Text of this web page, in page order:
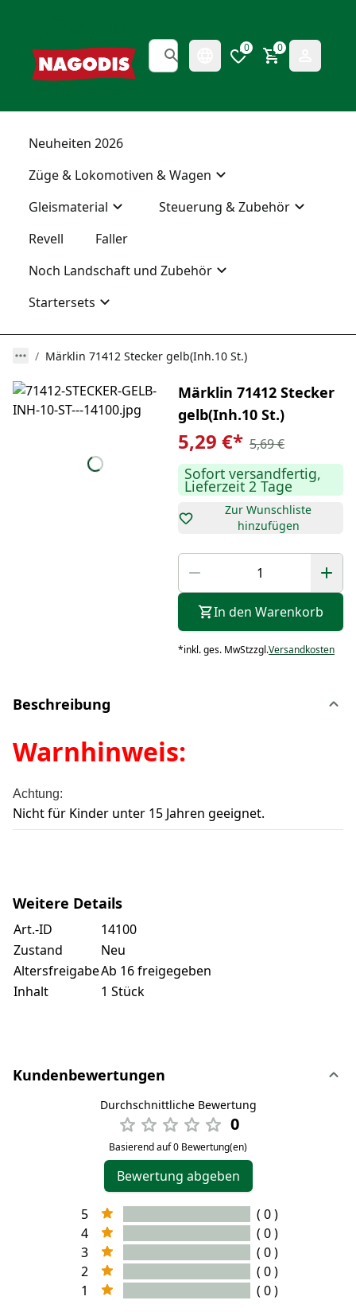
0 0
Neuheiten 2026
Züge & Lokomotiven & Wagen
Gleismaterial
Steuerung & Zubehör
Revell
Faller
Noch Landschaft und Zubehör
Startersets
Märklin 71412 Stecker gelb(Inh.10 St.)
Märklin 71412 Stecker
gelb(Inh.10 St.)
5,29 €* 5,69 €
Sofort versandfertig,
Lieferzeit 2 Tage
Zur Wunschliste
hinzufügen
In den Warenkorb
*inkl. ges. MwStzzgl.Versandkosten
Beschreibung
Warnhinweis:
Achtung:
Nicht für Kinder unter 15 Jahren geeignet.
Weitere Details
Art.-ID
14100
Zustand
Neu
AltersfreigabeAb 16 freigegeben
Inhalt
1 Stück
Kundenbewertungen
Durchschnittliche Bewertung
0
Basierend auf 0 Bewertung(en)
Bewertung abgeben
5
( 0 )
4
( 0 )
3
( 0 )
2
( 0 )
1
( 0 )